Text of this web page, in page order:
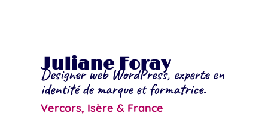
Juliane Foray
Designer web WordPress, experte en
identité de marque et formatrice.
Vercors, Isère & France